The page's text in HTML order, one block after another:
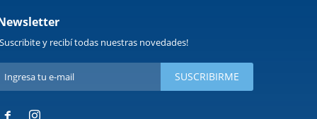
y recibí todas nuestras novedades!
SUSCRIBIRME
 